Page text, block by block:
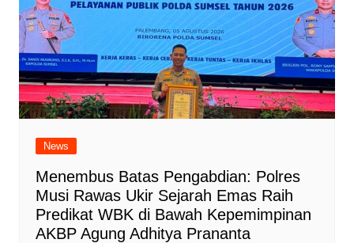
News
Menembus Batas Pengabdian: Polres
Musi Rawas Ukir Sejarah Emas Raih
Predikat WBK di Bawah Kepemimpinan
AKBP Agung Adhitya Prananta